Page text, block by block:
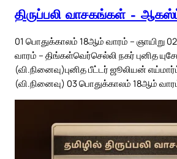
திருப்பலி வாசகங்கள் –
01 பொதுக்காலம் 18ஆம் வாரம் – ஞாயிறு
வாரம் – திங்கள்வெர்செல்லி நகர் புனித
(வி.நினைவு)புனித பீட்டர் ஜூலியன்
(வி.நினைவு) 03 பொதுக்காலம் 18ஆம்